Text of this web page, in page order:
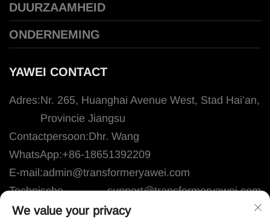
DUURZAAMHEID
ONDERNEMING
YAWEI CONTACT
Adres:Nr. 265, Huanghai Avenue West, Stad Hai’an,
Provincie Jiangsu
Contactpersoon:Dhr. Wang
WhatsApp:+86-18651392209
E-mail:admin@transformeryawei.com
Technische
ondersteuning:
support@transformeryawei.com
We value your privacy